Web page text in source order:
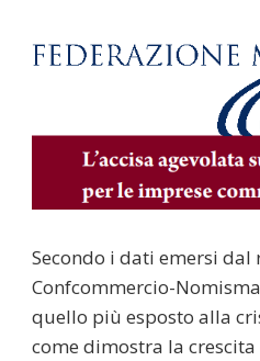
Secondo i dati emersi dal
Confcommercio-
quello più esposto alla
come dimostra la